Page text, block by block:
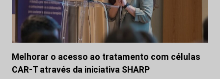
Melhorar o acesso ao tratamento com células
CAR-T através da iniciativa SHARP